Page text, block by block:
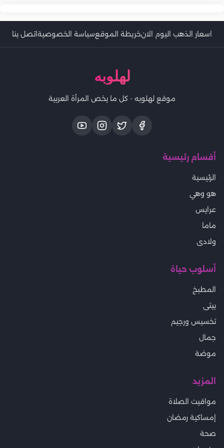
اسعار الذهب اليوم الانخريطة الموقعسياسة الخصوصيةاتصل بنا
لهلوبه
موقع لهلوبه - كل ما يخص المرأة العربية
أقسام رئيسية
الرئيسية
هو وهي
عرايس
ماما
ولادى
أسلوب حياة
المطبخ
بيتى
تخسيس ورجيم
جمال
موضة
المزيد
مواقيت الصلاة
إمساكية رمضان
صحة